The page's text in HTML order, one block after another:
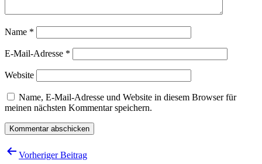
Name *
E-Mail-Adresse *
Website
Name, E-Mail-Adresse und Website in diesem Browser für
meinen nächsten Kommentar speichern.
Beitragsnavigation
Vorheriger Beitrag